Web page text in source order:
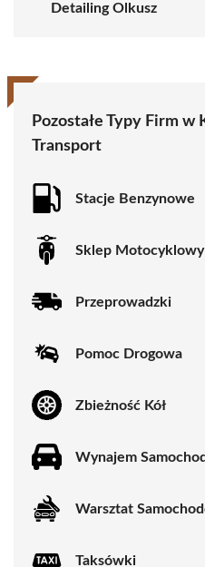
Detailing Olkusz
Pozostałe Typy Firm w
Transport
Stacje Benzynowe
Sklep Motocyklowy
Przeprowadzki
Pomoc Drogowa
Zbieżność Kół
Wynajem
Warsztat
Taksówki